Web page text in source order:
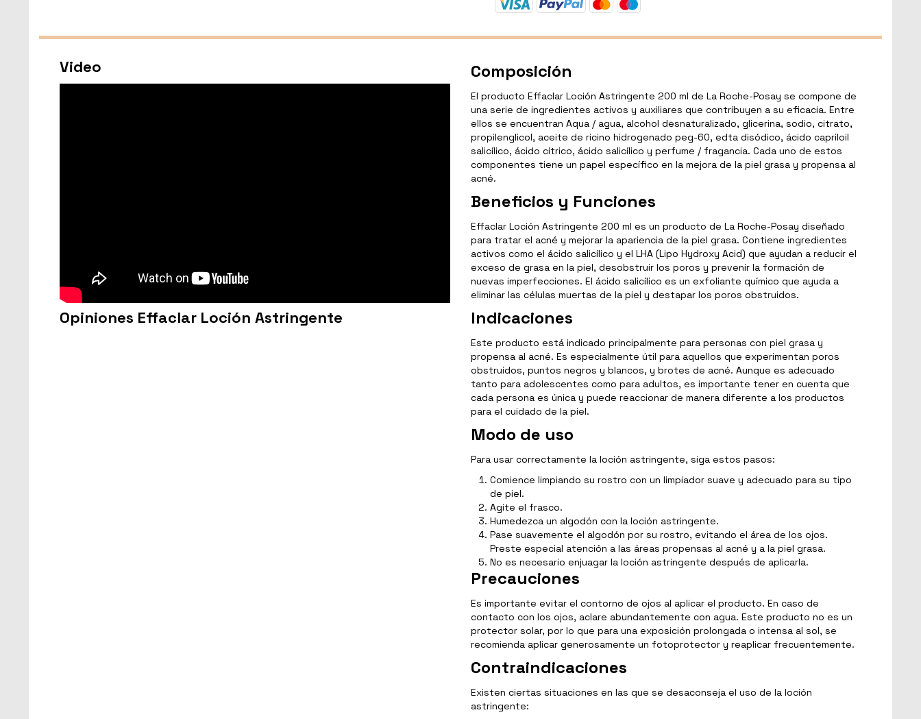
Composición
El producto Effaclar Loción Astringente 200 ml de La Roche-Posay se compone de
una serie de ingredientes activos y auxiliares que contribuyen a su eficacia. Entre
ellos se encuentran Aqua / agua, alcohol desnaturalizado, glicerina, sodio, citrato,
propilenglicol, aceite de ricino hidrogenado peg-60, edta disódico, ácido capriloil
salicílico, ácido cítrico, ácido salicílico y perfume / fragancia. Cada uno de estos
componentes tiene un papel específico en la mejora de la piel grasa y propensa al
acné.
Beneficios y Funciones
Effaclar Loción Astringente 200 ml es un producto de La Roche-Posay diseñado
para tratar el acné y mejorar la apariencia de la piel grasa. Contiene ingredientes
activos como el ácido salicílico y el LHA (Lipo Hydroxy Acid) que ayudan a reducir el
exceso de grasa en la piel, desobstruir los poros y prevenir la formación de
nuevas imperfecciones. El ácido salicílico es un exfoliante químico que ayuda a
eliminar las células muertas de la piel y destapar los poros obstruidos.
Indicaciones
Este producto está indicado principalmente para personas con piel grasa y
propensa al acné. Es especialmente útil para aquellos que experimentan poros
obstruidos, puntos negros y blancos, y brotes de acné. Aunque es adecuado
tanto para adolescentes como para adultos, es importante tener en cuenta que
cada persona es única y puede reaccionar de manera diferente a los productos
para el cuidado de la piel.
Modo de uso
Para usar correctamente la loción astringente, siga estos pasos:
Comience limpiando su rostro con un limpiador suave y adecuado para su tipo
de piel.
Agite el frasco.
Humedezca un algodón con la loción astringente.
Pase suavemente el algodón por su rostro, evitando el área de los ojos.
Preste especial atención a las áreas propensas al acné y a la piel grasa.
No es necesario enjuagar la loción astringente después de aplicarla.
Precauciones
Es importante evitar el contorno de ojos al aplicar el producto. En caso de
contacto con los ojos, aclare abundantemente con agua. Este producto no es un
protector solar, por lo que para una exposición prolongada o intensa al sol, se
recomienda aplicar generosamente un fotoprotector y reaplicar frecuentemente.
Contraindicaciones
Existen ciertas situaciones en las que se desaconseja el uso de la loción
astringente:
Video
Opiniones Effaclar Loción Astringente